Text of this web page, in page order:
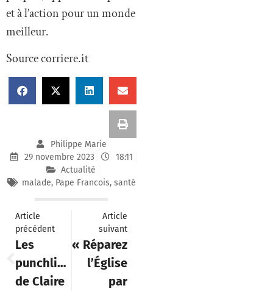
et à l’action pour un monde
meilleur.
Source corriere.it
Philippe Marie
29 novembre 2023
18:11
Actualité
malade, Pape Francois, santé
Article
précédent
Les
punchlines
de Claire
Article
suivant
« Réparez
l’Église
par